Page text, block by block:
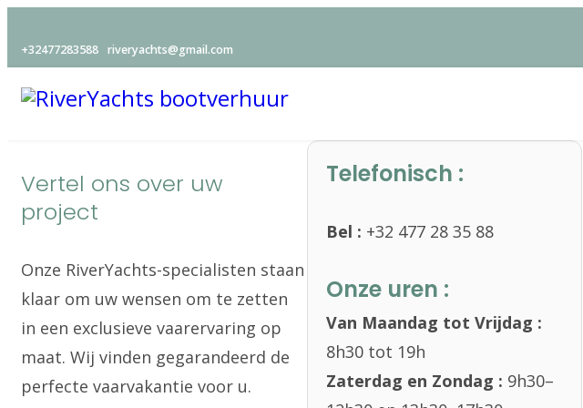
+32477283588 riveryachts@gmail.com
Vertel ons over uw
project
Onze RiverYachts-specialisten staan
klaar om uw wensen om te zetten
in een exclusieve vaarervaring op
maat. Wij vinden gegarandeerd de
perfecte vaarvakantie voor u.
Telefonisch :
Bel : +32 477 28 35 88
Onze uren :
Van Maandag tot Vrijdag :
8h30 tot 19h
Zaterdag en Zondag : 9h30–